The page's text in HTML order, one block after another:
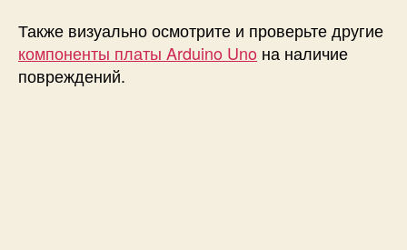
Также визуально осмотрите и проверьте другие
компоненты платы Arduino Uno на наличие
повреждений.